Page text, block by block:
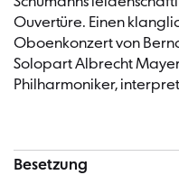
Ouvertüre. Einen
Oboenkonzert von
Solopart Albrecht
Philharmoniker,
Besetzung